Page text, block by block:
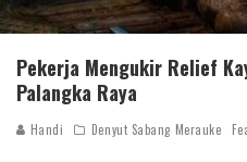
Pekerja Mengukir Relief
Palangka Raya
Handi Denyut Sabang Merauke